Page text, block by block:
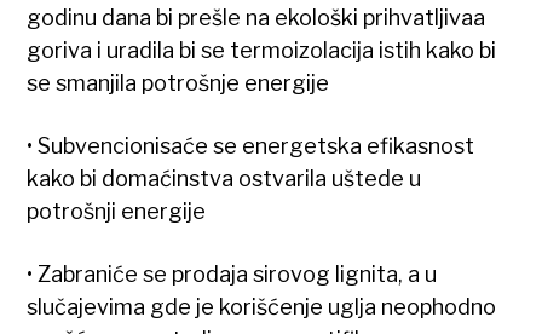
godinu dana bi prešle na ekološki prihvatljivaa
goriva i uradila bi se termoizolacija istih kako bi
se smanjila potrošnje energije
• Subvencionisaće se energetska efikasnost
kako bi domaćinstva ostvarila uštede u
potrošnji energije
• Zabraniće se prodaja sirovog lignita, a u
slučajevima gde je korišćenje uglja neophodno